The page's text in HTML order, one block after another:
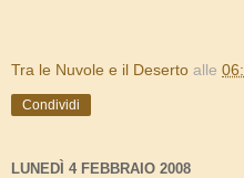
Tra le Nuvole e il Deserto alle
Condividi
LUNEDÌ 4 FEBBRAIO 2008